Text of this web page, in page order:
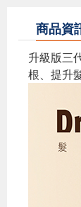
商品資
升級版三
根、提升